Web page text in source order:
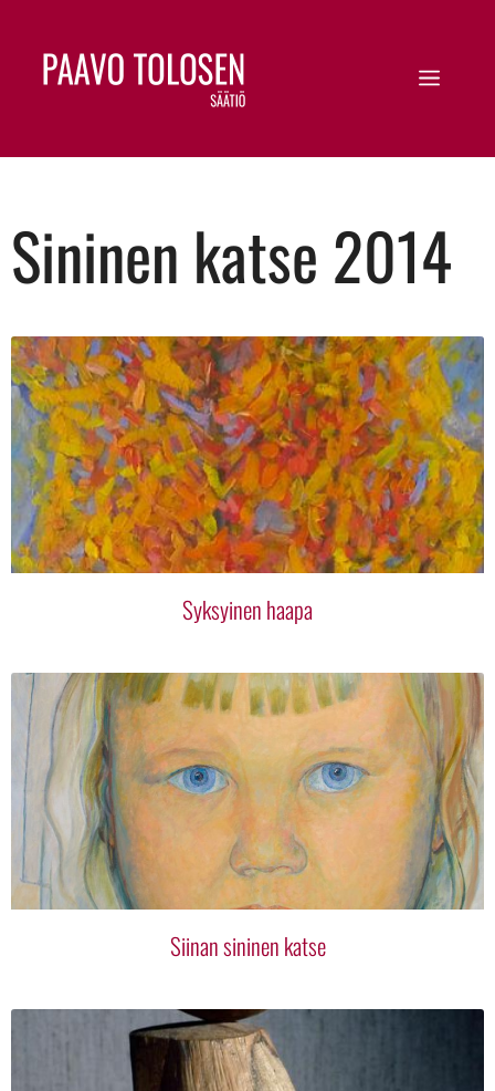
Sininen katse 2014
Syksyinen haapa
Siinan sininen katse